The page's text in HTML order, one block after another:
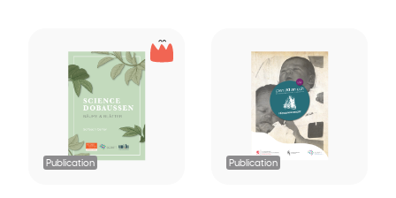
Publication Publication